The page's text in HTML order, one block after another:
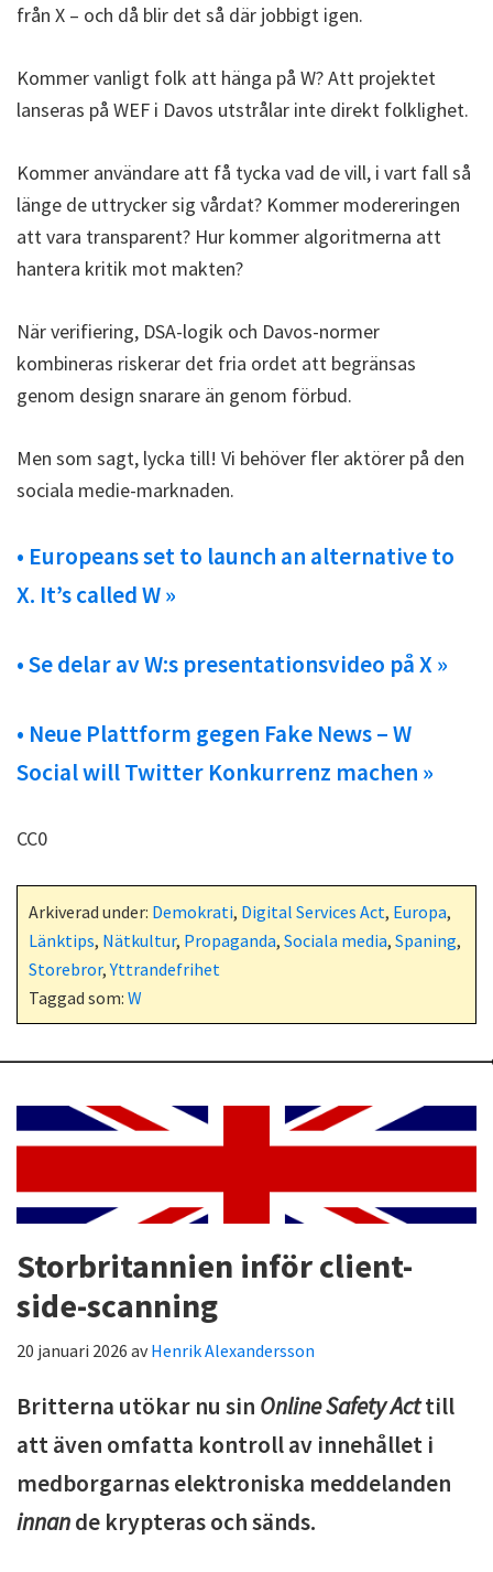
från X – och då blir det så där jobbigt igen.
Kommer vanligt folk att hänga på W? Att projektet
lanseras på WEF i Davos utstrålar inte direkt folklighet.
Kommer användare att få tycka vad de vill, i vart fall så
länge de uttrycker sig vårdat? Kommer modereringen
att vara transparent? Hur kommer algoritmerna att
hantera kritik mot makten?
När verifiering, DSA-logik och Davos-normer
kombineras riskerar det fria ordet att begränsas
genom design snarare än genom förbud.
Men som sagt, lycka till! Vi behöver fler aktörer på den
sociala medie-marknaden.
• Europeans set to launch an alternative to
X. It’s called W »
• Se delar av W:s presentationsvideo på X »
• Neue Plattform gegen Fake News – W
Social will Twitter Konkurrenz machen »
CC0
Arkiverad under: Demokrati, Digital Services Act, Europa,
Länktips, Nätkultur, Propaganda, Sociala media, Spaning,
Storebror,Yttrandefrihet
Taggad som: W
Storbritannien inför client-
side-scanning
20 januari 2026 avHenrik Alexandersson
Britterna utökar nu sin Online Safety Acttill
att även omfatta kontroll av innehållet i
medborgarnas elektroniska meddelanden
innande krypteras och sänds.